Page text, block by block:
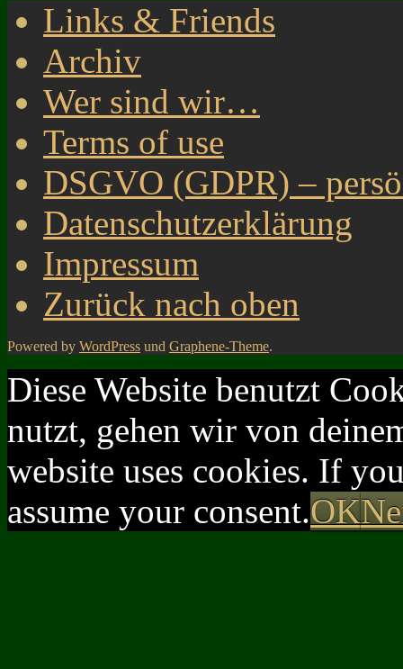
Links & Friends
Archiv
Wer sind wir…
Terms of use
DSGVO (GDPR) –
Datenschutzerklärung
Impressum
Zurück nach oben
Powered by WordPress und Graphene-Theme.
Diese Website benutzt
nutzt, gehen wir von
website uses cookies. If
assume your consent.OK